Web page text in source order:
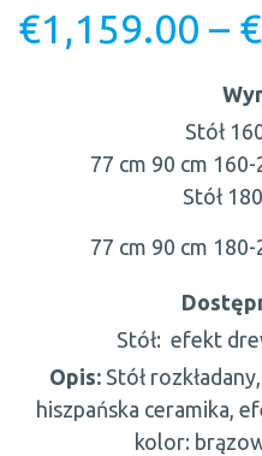
€1,159.00 – €
Stół
77 cm 90 cm 160-
Stół
77 cm 90 cm 180-
Stół: efekt
Opis: Stół
hiszpańska ceramika,
kolor: